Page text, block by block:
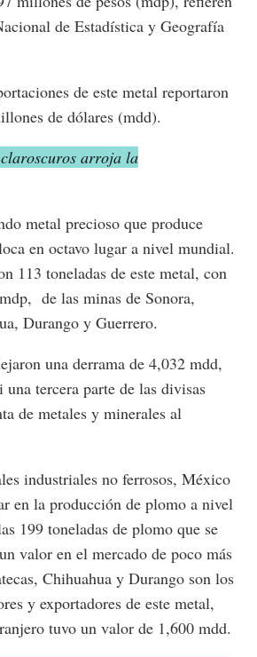
de Estadística y Geografía
de este metal reportaron
de dólares (mdd).
arroja la
metal precioso que produce
en octavo lugar a nivel mundial.
113 toneladas de este metal, con
de las minas de Sonora,
Durango y Guerrero.
una derrama de 4,032 mdd,
una tercera parte de las divisas
de metales y minerales al
industriales no ferrosos, México
en la producción de plomo a nivel
199 toneladas de plomo que se
valor en el mercado de poco más
Chihuahua y Durango son los
y exportadores de este metal,
tuvo un valor de 1,600 mdd.